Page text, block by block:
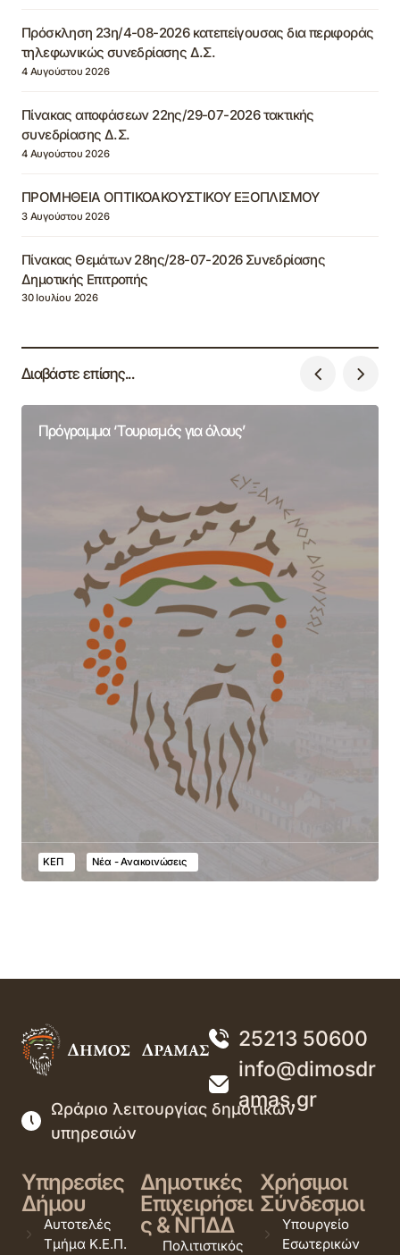
Πρόσκληση 23η/4-08-2026 κατεπείγουσας δια περιφοράς
τηλεφωνικώς συνεδρίασης Δ.Σ.
4 Αυγούστου 2026
Πίνακας αποφάσεων 22ης/29-07-2026 τακτικής
συνεδρίασης Δ.Σ.
4 Αυγούστου 2026
ΠΡΟΜΗΘΕΙΑ ΟΠΤΙΚΟΑΚΟΥΣΤΙΚΟΥ ΕΞΟΠΛΙΣΜΟΥ
3 Αυγούστου 2026
Πίνακας Θεμάτων 28ης/28-07-2026 Συνεδρίασης
Δημοτικής Επιτροπής
30 Ιουλίου 2026
Διαβάστε επίσης...
Πρόγραμμα ‘Τουρισμός για όλους’
ΚΕΠ Νέα - Ανακοινώσεις
25213 50600
info@dimosdr
amas.gr
Ωράριο λειτουργίας δημοτικών
υπηρεσιών
Υπηρεσίες
Δήμου
Αυτοτελές
Τμήμα Κ.Ε.Π.
Δημοτικές
Επιχειρήσει
ς & ΝΠΔΔ
Πολιτιστικός
Χρήσιμοι
Σύνδεσμοι
Υπουργείο
Εσωτερικών